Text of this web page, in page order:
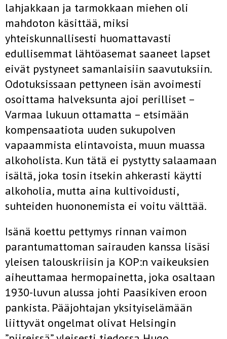
lahjakkaan ja tarmokkaan miehen oli
mahdoton käsittää, miksi
yhteiskunnallisesti huomattavasti
edullisemmat lähtöasemat saaneet lapset
eivät pystyneet samanlaisiin saavutuksiin.
Odotuksissaan pettyneen isän avoimesti
osoittama halveksunta ajoi perilliset –
Varmaa lukuun ottamatta – etsimään
kompensaatiota uuden sukupolven
vapaammista elintavoista, muun muassa
alkoholista. Kun tätä ei pystytty salaamaan
isältä, joka tosin itsekin ahkerasti käytti
alkoholia, mutta aina kultivoidusti,
suhteiden huononemista ei voitu välttää.
Isänä koettu pettymys rinnan vaimon
parantumattoman sairauden kanssa lisäsi
yleisen talouskriisin ja KOP:n vaikeuksien
aiheuttamaa hermopainetta, joka osaltaan
1930-luvun alussa johti Paasikiven eroon
pankista. Pääjohtajan yksityiselämään
liittyvät ongelmat olivat Helsingin